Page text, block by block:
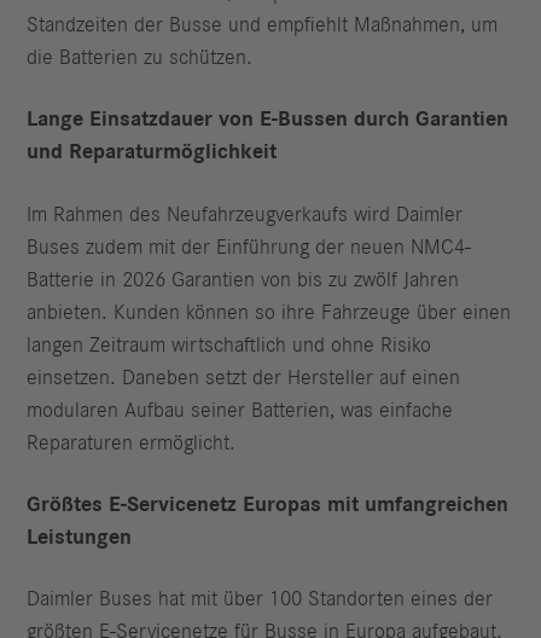
Standzeiten der Busse und empfiehlt Maßnahmen, um
die Batterien zu schützen.
Lange Einsatzdauer von E-Bussen durch Garantien
und Reparaturmöglichkeit
Im Rahmen des Neufahrzeugverkaufs wird Daimler
Buses zudem mit der Einführung der neuen NMC4-
Batterie in 2026 Garantien von bis zu zwölf Jahren
anbieten. Kunden können so ihre Fahrzeuge über einen
langen Zeitraum wirtschaftlich und ohne Risiko
einsetzen. Daneben setzt der Hersteller auf einen
modularen Aufbau seiner Batterien, was einfache
Reparaturen ermöglicht.
Größtes E-Servicenetz Europas mit umfangreichen
Leistungen
Daimler Buses hat mit über 100 Standorten eines der
größten E-Servicenetze für Busse in Europa aufgebaut.